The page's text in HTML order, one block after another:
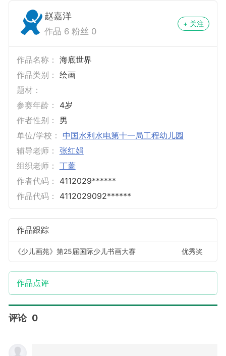
赵嘉洋
作品 6 粉丝 0
+ 关注
作品名称： 海底世界
作品类别： 绘画
题材：
参赛年龄：
4岁
作者性别：
男
单位/学校：
中国水利水电第十一局工程幼儿园
辅导老师： 张红娟
组织老师： 丁蔷
作者代码：
4112029******
作品代码：
4112029092******
作品跟踪
《少儿画苑》第25届国际少儿书画大赛 优秀奖
作品点评
评论 0